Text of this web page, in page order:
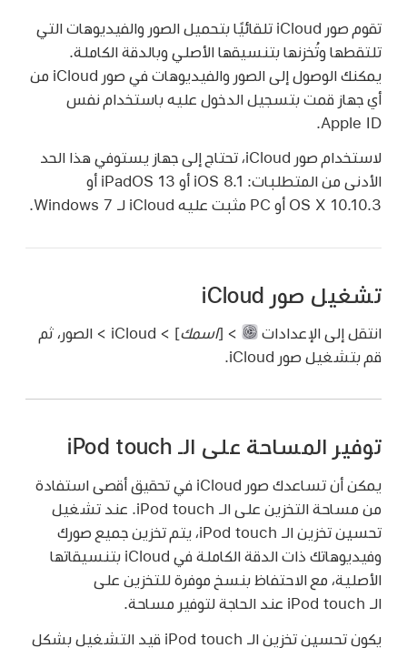
تقوم صور iCloud تلقائيًا بتحميل الصور والفيديوهات التي
تلتقطها وتُخزنها بتنسيقها الأصلي وبالدقة الكاملة.
يمكنك الوصول إلى الصور والفيديوهات في صور iCloud من
أي جهاز قمت بتسجيل الدخول عليه باستخدام نفس
Apple ID.
لاستخدام صور iCloud، تحتاج إلى جهاز يستوفي هذا الحد
الأدنى من المتطلبات: iOS 8.1 أو iPadOS 13 أو
OS X 10.10.3 أو PC مثبت عليه iCloud لـ Windows 7.
تشغيل صور iCloud
انتقل إلى الإعدادات > [اسمك
] > iCloud > الصور، ثم
قم بتشغيل صور iCloud.
توفير المساحة على الـ iPod touch
يمكن أن تساعدك صور iCloud في تحقيق أقصى استفادة
من مساحة التخزين على الـ iPod touch. عند تشغيل
تحسين تخزين الـ iPod touch، يتم تخزين جميع صورك
وفيديوهاتك ذات الدقة الكاملة في iCloud بتنسيقاتها
الأصلية، مع الاحتفاظ بنسخ موفرة للتخزين على
الـ iPod touch عند الحاجة لتوفير مساحة.
يكون تحسين تخزين الـ iPod touch قيد التشغيل بشكل